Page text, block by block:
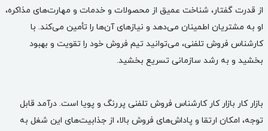
از قدرت گفتار، شناخت عمیق از محصولات و خدمات و مهارت‌های مذاکره،
او به مشتریان اطمینان می‌دهد و نیازهای آن‌ها را تأمین می‌کند. با
کارشناس فروش تلفنی، می‌توانید تیم فروش خود را تقویت و بهبود
بخشید و به رشد سازمانی تسریع بخشید.
بازار کار بازار کار کارشناس فروش تلفنی پررنگ و پویا است. درآمد قابل
توجه، امکان ارتقا و پاداش‌های فروش بالا، از جذابیت‌های این شغل به